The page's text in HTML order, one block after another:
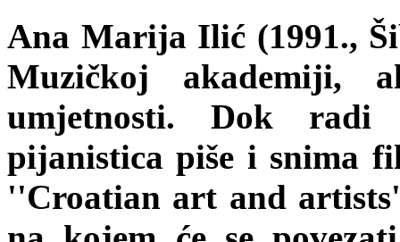
Ana Marija Ilić (1991.,
Muzičkoj akademiji,
umjetnosti. Dok radi
pijanistica piše i snima
''Croatian art and